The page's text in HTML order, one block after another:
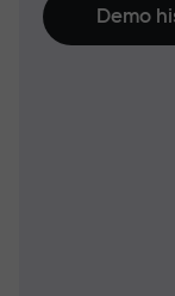
Demo